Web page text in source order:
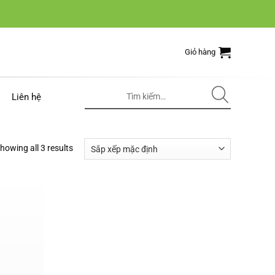
Giỏ hàng
Liên hệ
all 3 results